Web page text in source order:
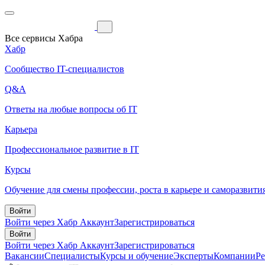
Все сервисы Хабра
Хабр
Сообщество IT-специалистов
Q&A
Ответы на любые вопросы об IT
Карьера
Профессиональное развитие в IT
Курсы
Обучение для смены профессии, роста в карьере и
Войти
Войти через Хабр АккаунтЗарегистрироваться
Войти
Войти через Хабр АккаунтЗарегистрироваться
ВакансииСпециалистыКурсы и обучениеЭкспертыКомпании